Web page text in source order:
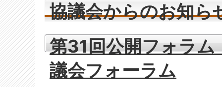
協議会からのお知ら
第31回公開フォラ
議会フォーラム